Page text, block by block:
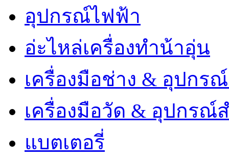
อุปกรณ์ไฟฟ้า
อ่ะไหล่เครื่องทำน้าอุ่น
เครื่องมือช่าง & อุปกร
เครื่องมือวัด & อุปกรณ์
แบตเตอรี่